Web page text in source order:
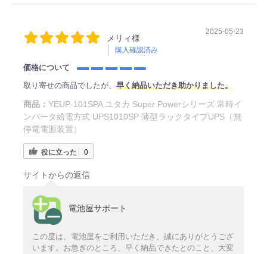
メリィ様
購入確認済み
2025-05-23
価格について
取り寄せの商品でしたが、 早く納品いただき助かりました。
商品： YEUP-101SPA ユタカ Super Powerシリーズ 常時イ
ンバータ給電方式 UPS1010SP 薄型ラックタイプUPS（無
停電電源装置）
役に立った 0
サイトからの返信
電池屋サポート
この度は、電池屋をご利用いただき、誠にありがとうござ
います。お急ぎのところ、早く納品できたとのこと、大変